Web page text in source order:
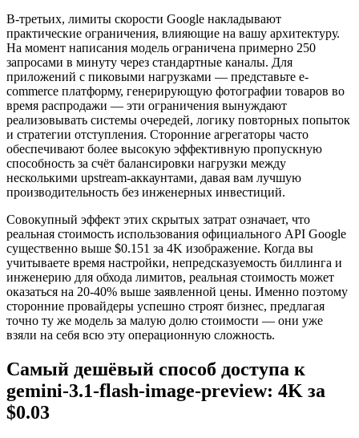
В-третьих, лимиты скорости Google накладывают
практические ограничения, влияющие на вашу архитектуру.
На момент написания модель ограничена примерно 250
запросами в минуту через стандартные каналы. Для
приложений с пиковыми нагрузками — представьте e-
commerce платформу, генерирующую фотографии товаров во
время распродажи — эти ограничения вынуждают
реализовывать системы очередей, логику повторных попыток
и стратегии отступления. Сторонние агрегаторы часто
обеспечивают более высокую эффективную пропускную
способность за счёт балансировки нагрузки между
несколькими upstream-аккаунтами, давая вам лучшую
производительность без инженерных инвестиций.
Совокупный эффект этих скрытых затрат означает, что
реальная стоимость использования официального API Google
существенно выше $0.151 за 4K изображение. Когда вы
учитываете время настройки, непредсказуемость биллинга и
инженерию для обхода лимитов, реальная стоимость может
оказаться на 20-40% выше заявленной цены. Именно поэтому
сторонние провайдеры успешно строят бизнес, предлагая
точно ту же модель за малую долю стоимости — они уже
взяли на себя всю эту операционную сложность.
Самый дешёвый способ доступа к
gemini-3.1-flash-image-preview: 4K за
$0.03